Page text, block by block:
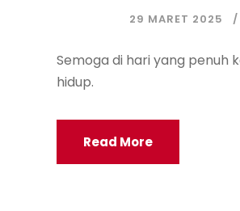
29 MARET 2025
Semoga di hari yang penuh
hidup.
Read More